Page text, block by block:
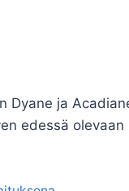
Dyane ja
edessä